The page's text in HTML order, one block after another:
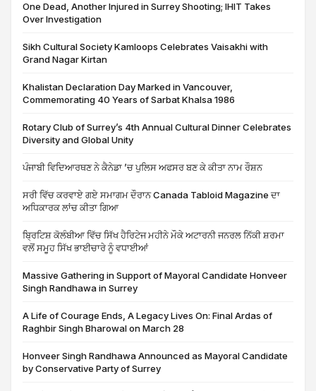
One Dead, Another Injured in Surrey Shooting; IHIT Takes
Over Investigation
Sikh Cultural Society Kamloops Celebrates Vaisakhi with
Grand Nagar Kirtan
Khalistan Declaration Day Marked in Vancouver,
Commemorating 40 Years of Sarbat Khalsa 1986
Rotary Club of Surrey’s 4th Annual Cultural Dinner Celebrates
Diversity and Global Unity
ਪੰਜਾਬੀ ਵਿਦਿਆਰਥਣ ਨੇ ਕੈਨੇਡਾ ’ਚ ਪੁਲਿਸ ਅਫਸਰ ਬਣ ਕੇ ਕੀਤਾ ਨਾਮ ਰੌਸ਼ਨ
ਸਰੀ ਵਿੱਚ ਕਰਵਾਏ ਗਏ ਸਮਾਗਮ ਦੌਰਾਨ Canada Tabloid Magazine ਦਾ
ਅਧਿਕਾਰਕ ਲਾਂਚ ਕੀਤਾ ਗਿਆ
ਬ੍ਰਿਟਿਸ਼ ਕੋਲੰਬੀਆ ਵਿੱਚ ਸਿੱਖ ਹੈਰਿਟੇਜ ਮਹੀਨੇ ਮੌਕੇ ਅਟਾਰਨੀ ਜਨਰਲ ਨਿੱਕੀ ਸ਼ਰਮਾ
ਵਲੋਂ ਸਮੂਹ ਸਿੱਖ ਭਾਈਚਾਰੇ ਨੂੰ ਵਧਾਈਆਂ
Massive Gathering in Support of Mayoral Candidate Honveer
Singh Randhawa in Surrey
A Life of Courage Ends, A Legacy Lives On: Final Ardas of
Raghbir Singh Bharowal on March 28
Honveer Singh Randhawa Announced as Mayoral Candidate
by Conservative Party of Surrey